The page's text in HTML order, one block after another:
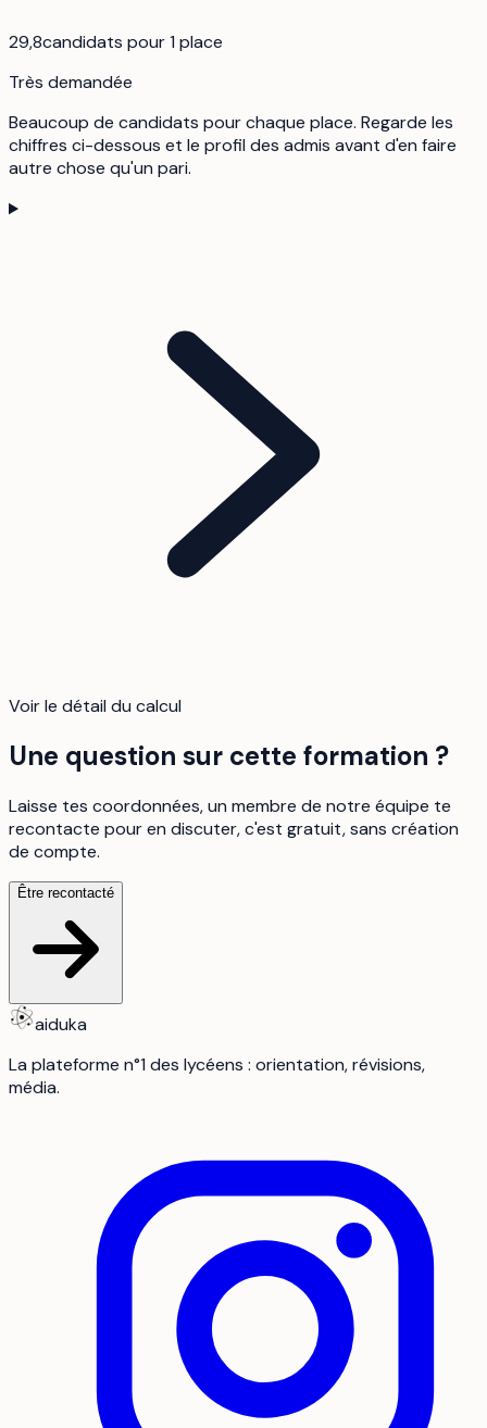
29,8candidats pour 1 place
Très demandée
Beaucoup de candidats pour chaque place. Regarde les
chiffres ci-dessous et le profil des admis avant d'en faire
autre chose qu'un pari.
Voir le détail du calcul
Une question sur cette formation ?
Laisse tes coordonnées, un membre de notre équipe te
recontacte pour en discuter, c'est gratuit, sans création
de compte.
Être recontacté
aiduka
La plateforme n°1 des lycéens : orientation, révisions,
média.